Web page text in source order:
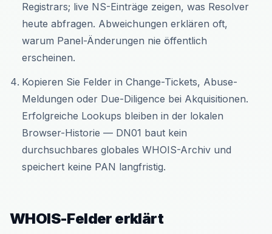
Registrars; live NS-Einträge zeigen, was Resolver
heute abfragen. Abweichungen erklären oft,
warum Panel-Änderungen nie öffentlich
erscheinen.
Kopieren Sie Felder in Change-Tickets, Abuse-
Meldungen oder Due-Diligence bei Akquisitionen.
Erfolgreiche Lookups bleiben in der lokalen
Browser-Historie — DN01 baut kein
durchsuchbares globales WHOIS-Archiv und
speichert keine PAN langfristig.
WHOIS-Felder erklärt